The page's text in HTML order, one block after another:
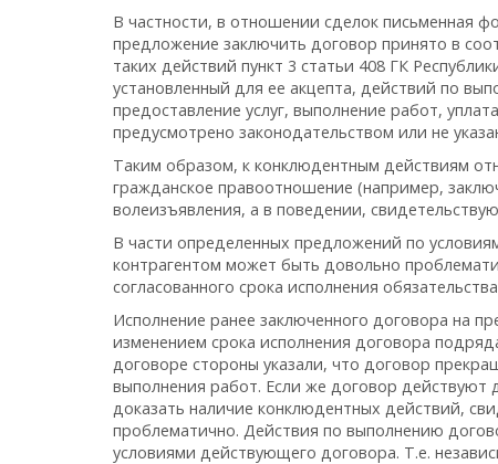
В частности, в отношении сделок письменная
предложение заключить договор принято в
таких действий пункт 3 статьи 408 ГК
установленный для ее акцепта, действий по
предоставление услуг, выполнение работ,
предусмотрено законодательством или не
Таким образом, к конклюдентным действиям
гражданское правоотношение (например,
волеизъявления, а в поведении,
В части определенных предложений по
контрагентом может быть довольно
согласованного срока исполнения
Исполнение ранее заключенного договора на
изменением срока исполнения договора
договоре стороны указали, что договор
выполнения работ. Если же договор действуют
доказать наличие конклюдентных действий,
проблематично. Действия по выполнению
условиями действующего договора. Т.е.